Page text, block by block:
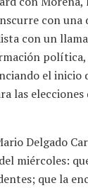
con una
con un
política,
el inicio
las elecciones
Delgado
miércoles:
que la